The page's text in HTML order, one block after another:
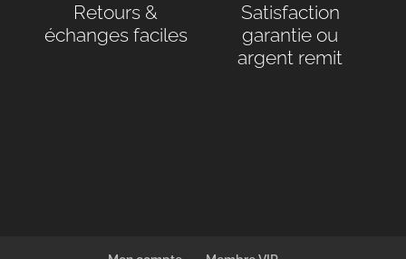
Retours &
échanges faciles
Satisfaction
garantie ou
argent remit